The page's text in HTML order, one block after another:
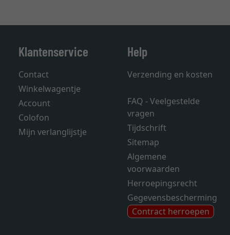
Klantenservice
Contact
Winkelwagentje
Account
Colofon
Mijn verlanglijstje
Help
Verzending en kosten
FAQ - Veelgestelde
vragen
Tijdschrift
Sitemap
Algemene
voorwaarden
Herroepingsrecht
Gegevensbescherming
Contract herroepen